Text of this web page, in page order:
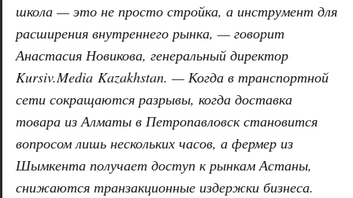
школа — это не просто стройка, а инструмент для
расширения внутреннего рынка, — говорит
Анастасия Новикова, генеральный директор
Kursiv.Media Kazakhstan. — Когда в транспортной
сети сокращаются разрывы, когда доставка
товара из Алматы в Петропавловск становится
вопросом лишь нескольких часов, а фермер из
Шымкента получает доступ к рынкам Астаны,
снижаются транзакционные издержки бизнеса.